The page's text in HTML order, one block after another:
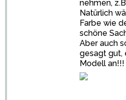
nehmen,
Natürlich
Farbe wie
schöne
Aber auch
gesagt gut,
Modell an!!!